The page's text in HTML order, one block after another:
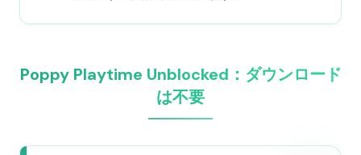
Poppy Playtime Unblocked：ダウンロード
は不要